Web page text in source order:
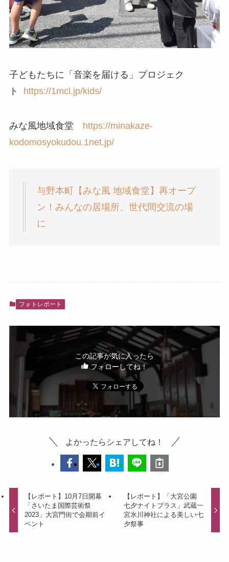
子どもたちに「音楽を届ける」プロジェク
ト
https://1mcl.jp/kids/
みな風地域食堂
https://minakaze-
kodomosyokudou.1net.jp/
与野本町【みな風 地域食堂】再オープ
ン！みんなの居場所、世代間交流の場
に
フォトレポート
この記事が気に入ったら
フォローしてね！
よかったらシェアしてね！
【レポート】10月7日開幕
「さいたま国際芸術祭
2023」大宮門街で会期前イ
ベント
【レポート】「大宮公園
七夕ナイトプラス」武蔵一
宮氷川神社による美しい七
夕祭事